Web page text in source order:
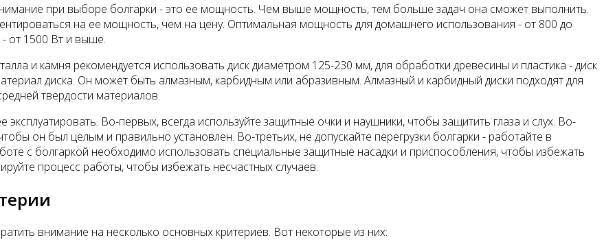
при выборе болгарки - это ее мощность. Чем выше мощность, тем больше задач она сможет выполнить.
на ее мощность, чем на цену. Оптимальная мощность для домашнего использования - от 800 до
от 1500 Вт и выше.
и камня рекомендуется использовать диск диаметром 125-230 мм, для обработки древесины и пластика - диск
диска. Он может быть алмазным, карбидным или абразивным. Алмазный и карбидный диски подходят для
твердости материалов.
Во-первых, всегда используйте защитные очки и наушники, чтобы защитить глаза и слух. Во-
он был целым и правильно установлен. Во-третьих, не допускайте перегрузки болгарки - работайте в
с болгаркой необходимо использовать специальные защитные насадки и приспособления, чтобы избежать
процесс работы, чтобы избежать несчастных случаев.
внимание на несколько основных критериев. Вот некоторые из них: